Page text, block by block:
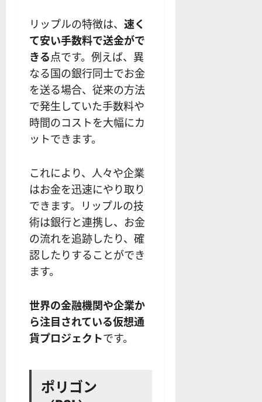
リップルの特徴は、 速く
て安い手数料で送金がで
きる点です。例えば、異
なる国の銀行同士でお金
を送る場合、従来の方法
で発生していた手数料や
時間のコストを大幅にカ
ットできます。
これにより、人々や企業
はお金を迅速にやり取り
できます。リップルの技
術は銀行と連携し、お金
の流れを追跡したり、確
認したりすることができ
ます。
世界の金融機関や企業か
ら注目されている仮想通
貨プロジェクトです。
ポリゴン